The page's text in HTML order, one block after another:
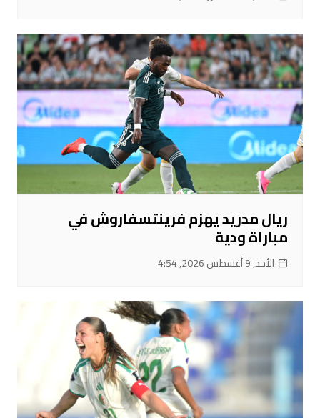
ريال مدريد يهزم فرينتسفاروش في
مباراة ودية
الأحد, 9 أغسطس 2026, 4:54